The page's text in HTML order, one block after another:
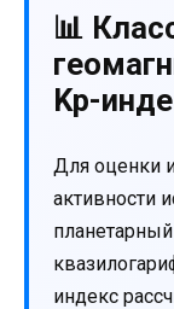
📊
Kp-
Для оценки
активности
индекс